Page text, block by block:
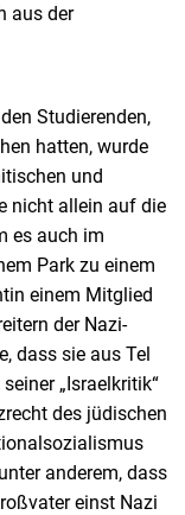
aus der
Studierenden,
hatten, wurde
und
nicht allein auf die
es auch im
Park zu einem
einem Mitglied
der Nazi-
dass sie aus Tel
„Israelkritik“
des jüdischen
anderem, dass
einst Nazi